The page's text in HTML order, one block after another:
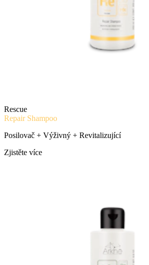
Rescue
Repair Shampoo
Posilovač + Výživný + Revitalizující
Zjistěte více